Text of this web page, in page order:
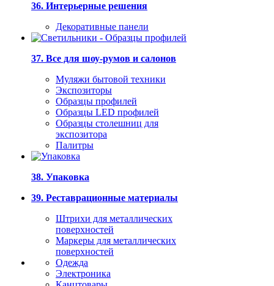
36. Интерьерные решения
Декоративные панели
37. Все для шоу-румов и салонов
Муляжи бытовой техники
Экспозиторы
Образцы профилей
Образцы LED профилей
Образцы столешниц для
экспозитора
Палитры
38. Упаковка
39. Реставрационные материалы
Штрихи для металлических
поверхностей
Маркеры для металлических
поверхностей
Одежда
Электроника